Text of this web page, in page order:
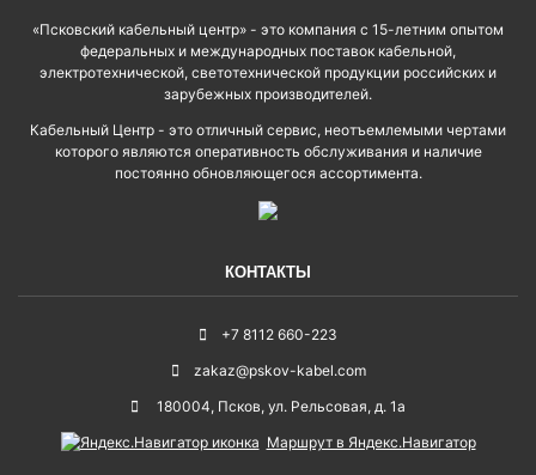
«Псковский кабельный центр» - это компания с 15-летним опытом
федеральных и международных поставок кабельной,
электротехнической, светотехнической продукции российских и
зарубежных производителей.
Кабельный Центр - это отличный сервис, неотъемлемыми чертами
которого являются оперативность обслуживания и наличие
постоянно обновляющегося ассортимента.
КОНТАКТЫ
+7 8112 660-223
zakaz@pskov-kabel.com
180004, Псков, ул. Рельсовая, д. 1а
Маршрут в Яндекс.Навигатор